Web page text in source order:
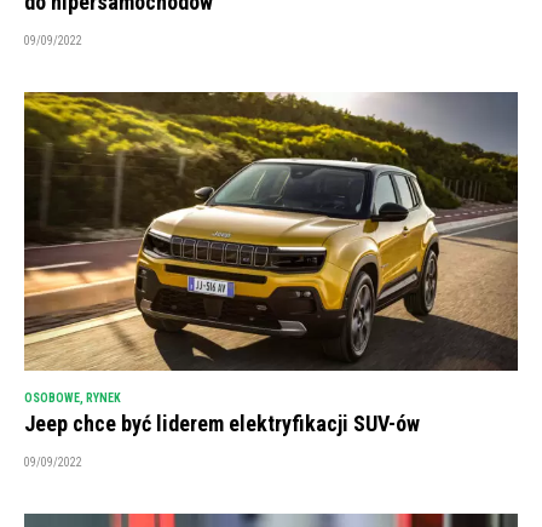
09/09/2022
OSOBOWE RYNEK
Jeep chce być liderem elektryfikacji SUV-ów
09/09/2022